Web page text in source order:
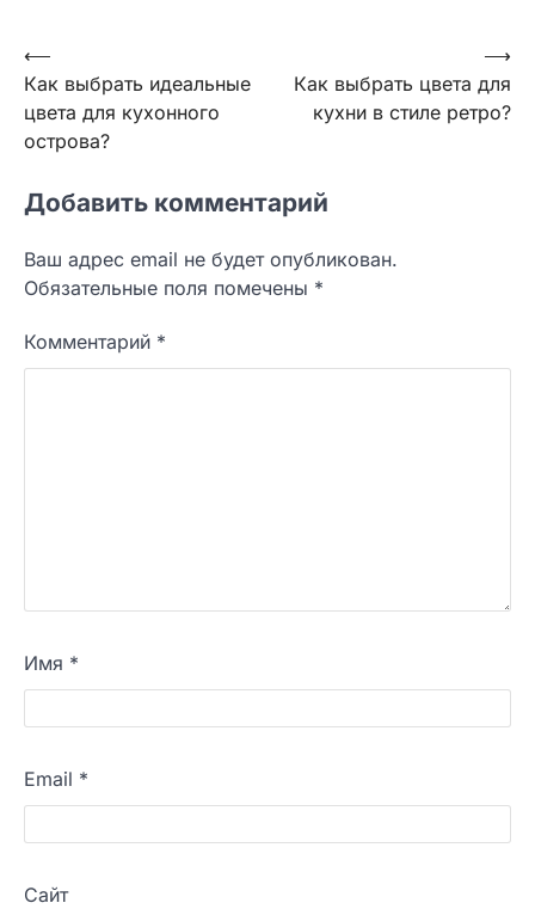
Навигация
по
записям
⟵
Как выбрать идеальные
цвета для кухонного
острова?
Как выбрать цвета для
кухни в стиле ретро?
⟶
Добавить комментарий
Ваш адрес email не будет опубликован.
Обязательные поля помечены *
Комментарий *
Имя *
Email *
Сайт